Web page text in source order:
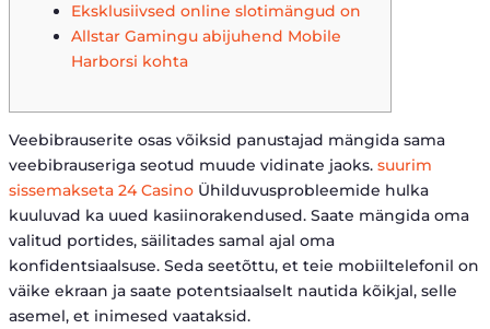
Eksklusiivsed online slotimängud on
Allstar Gamingu abijuhend Mobile
Harborsi kohta
Veebibrauserite osas võiksid panustajad mängida sama
veebibrauseriga seotud muude vidinate jaoks. suurim
sissemakseta 24 CasinoÜhilduvusprobleemide hulka
kuuluvad ka uued kasiinorakendused. Saate mängida oma
valitud portides, säilitades samal ajal oma
konfidentsiaalsuse. Seda seetõttu, et teie mobiiltelefonil on
väike ekraan ja saate potentsiaalselt nautida kõikjal, selle
asemel, et inimesed vaataksid.